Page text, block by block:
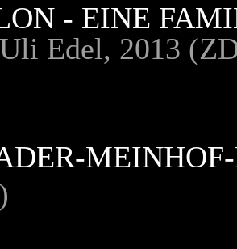
- EINE
Edel, 2013
)